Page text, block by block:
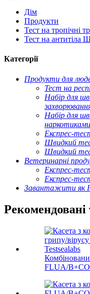
Дім
Продукти
Тест на тропічні
Тест на антитіла
Категорії
Продукти для
Тест на
Набір для
Набір для
наркотиками
Експрес-
Швидкий
Швидкий
Ветеринарні
Експрес-
Експрес-
Завантажити як
Рекомендовані
FLUA/